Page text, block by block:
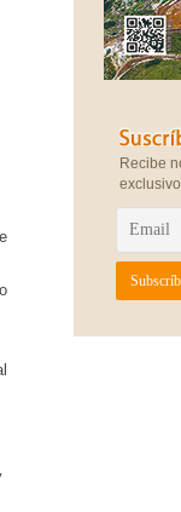
Recibe